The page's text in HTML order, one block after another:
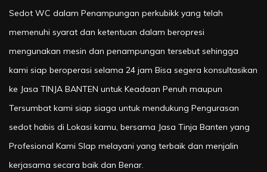
Sedot WC dalam Penampungan perkubikk yang telah
memenuhi syarat dan ketentuan dalam beropresi
mengunakan mesin dan penampungan tersebut sehingga
kami siap beroperasi selama 24 jam Bisa segera konsultasikan
ke Jasa TINJA BANTEN untuk Keadaan Penuh maupun
Tersumbat kami siap siaga untuk mendukung Pengurasan
sedot habis di Lokasi kamu, bersama Jasa Tinja Banten yang
Profesional Kami SIap melayani yang terbaik dan menjalin
kerjasama secara baik dan Benar.